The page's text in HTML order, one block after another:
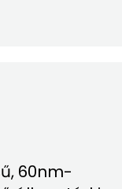
60nm-